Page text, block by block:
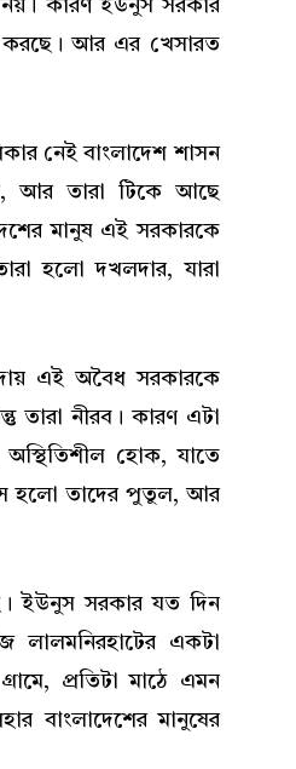
কারণ ইউনুস সরকার
করছে। আর এর খেসারত
নেই বাংলাদেশ শাসন
আর তারা টিকে আছে
মানুষ এই সরকারকে
হলো দখলদার, যারা
এই অবৈধ সরকারকে
তারা নীরব। কারণ এটা
অস্থিতিশীল হোক, যাতে
হলো তাদের পুতুল, আর
ইউনুস সরকার যত দিন
লালমনিরহাটের একটা
প্রতিটা মাঠে এমন
বাংলাদেশের মানুষের